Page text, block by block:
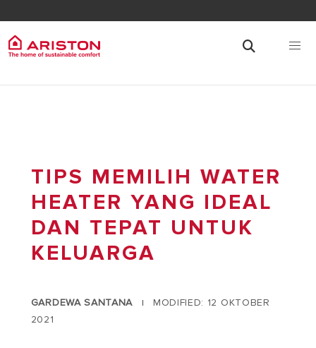
TIPS MEMILIH WATER
HEATER YANG IDEAL
DAN TEPAT UNTUK
KELUARGA
GARDEWA SANTANA |
MODIFIED: 12 OKTOBER
2021